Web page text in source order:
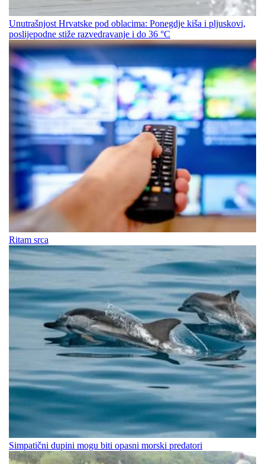
Unutrašnjost Hrvatske pod oblacima: Ponegdje kiša i pljuskovi,
poslijepodne stiže razvedravanje i do 36 °C
Ritam srca
Simpatični dupini mogu biti opasni morski predatori